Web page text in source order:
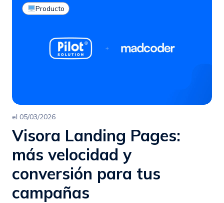
Producto
el 05/03/2026
Visora Landing Pages:
más velocidad y
conversión para tus
campañas